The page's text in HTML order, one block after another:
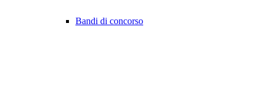
Bandi di concorso